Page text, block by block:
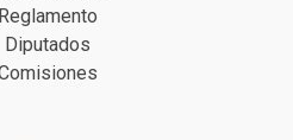
Reglamento
Diputados